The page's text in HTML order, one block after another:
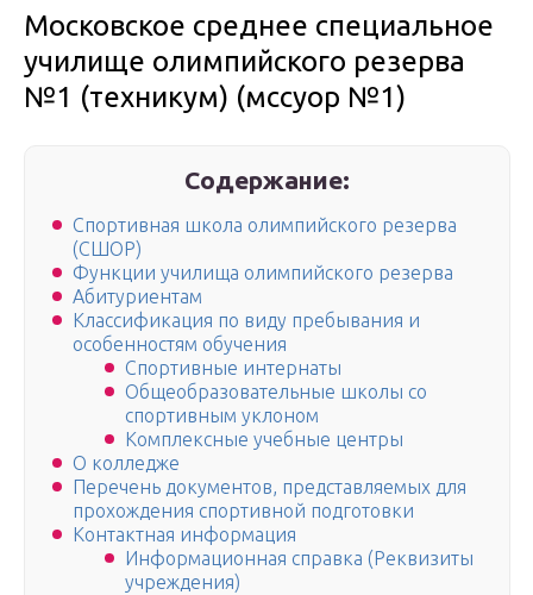
Московское среднее специальное
училище олимпийского резерва
№1 (техникум) (мссуор №1)
Содержание:
Спортивная школа олимпийского резерва
(СШОР)
Функции училища олимпийского резерва
Абитуриентам
Классификация по виду пребывания и
особенностям обучения
Спортивные интернаты
Общеобразовательные школы со
спортивным уклоном
Комплексные учебные центры
О колледже
Перечень документов, представляемых для
прохождения спортивной подготовки
Контактная информация
Информационная справка (Реквизиты
учреждения)